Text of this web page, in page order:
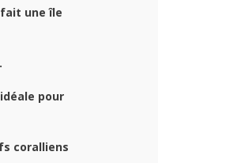
une île
pour
coralliens